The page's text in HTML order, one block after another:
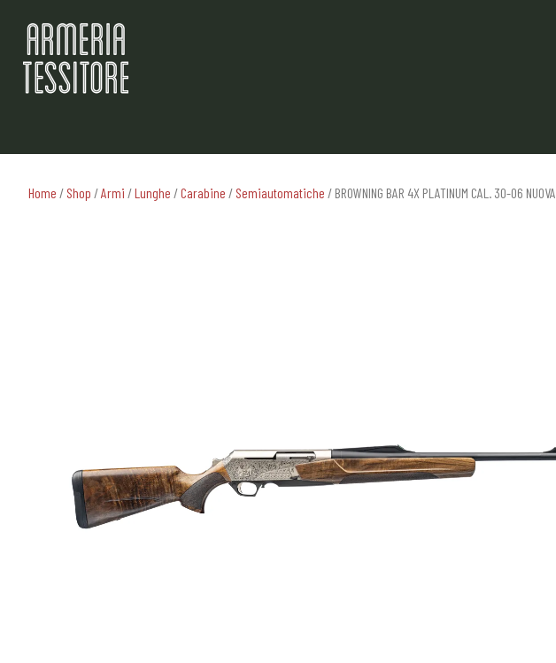
Home / Shop /Armi /Lunghe /Carabine / Semiautomatiche / BROWNING BAR 4X PLATINUM CAL. 30-06 NUOVA